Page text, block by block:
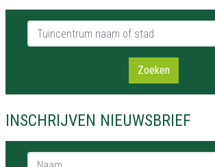
Tuincentrum naam of stad
Zoeken
INSCHRIJVEN NIEUWSBRIEF
Naam *